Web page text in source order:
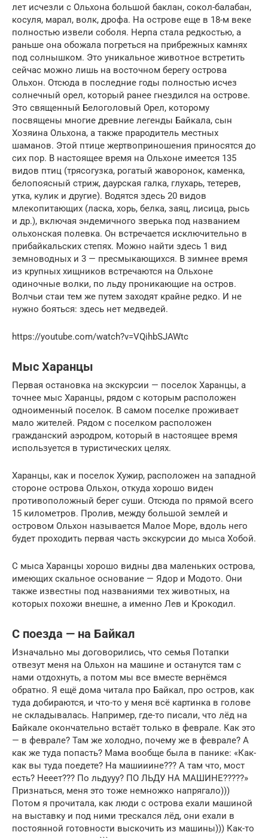
лет исчезли с Ольхона большой баклан, сокол-балабан,
косуля, марал, волк, дрофа. На острове еще в 18-м веке
полностью извели соболя. Нерпа стала редкостью, а
раньше она обожала погреться на прибрежных камнях
под солнышком. Это уникальное животное встретить
сейчас можно лишь на восточном берегу острова
Ольхон. Отсюда в последние годы полностью исчез
солнечный орел, который ранее гнездился на острове.
Это священный Белоголовый Орел, которому
посвящены многие древние легенды Байкала, сын
Хозяина Ольхона, а также прародитель местных
шаманов. Этой птице жертвоприношения приносятся до
сих пор. В настоящее время на Ольхоне имеется 135
видов птиц (трясогузка, рогатый жаворонок, каменка,
белопоясный стриж, даурская галка, глухарь, тетерев,
утка, кулик и другие). Водятся здесь 20 видов
млекопитающих (ласка, хорь, белка, заяц, лисица, рысь
и др.), включая эндемичного зверька под названием
ольхонская полевка. Он встречается исключительно в
прибайкальских степях. Можно найти здесь 1 вид
земноводных и 3 — пресмыкающихся. В зимнее время
из крупных хищников встречаются на Ольхоне
одиночные волки, по льду проникающие на остров.
Волчьи стаи тем же путем заходят крайне редко. И не
нужно бояться: здесь нет медведей.
https://youtube.com/watch?v=VQihbSJAWtc
Мыс Харанцы
Первая остановка на экскурсии — поселок Харанцы, а
точнее мыс Харанцы, рядом с которым расположен
одноименный поселок. В самом поселке проживает
мало жителей. Рядом с поселком расположен
гражданский аэродром, который в настоящее время
используется в туристических целях.
Харанцы, как и поселок Хужир, расположен на западной
стороне острова Ольхон, откуда хорошо виден
противоположный берег суши. Отсюда по прямой всего
15 километров. Пролив, между большой землей и
островом Ольхон называется Малое Море, вдоль него
будет проходить первая часть экскурсии до мыса Хобой.
С мыса Харанцы хорошо видны два маленьких острова,
имеющих скальное основание — Ядор и Модото. Они
также известны под названиями тех животных, на
которых похожи внешне, а именно Лев и Крокодил.
С поезда — на Байкал
Изначально мы договорились, что семья Потапки
отвезут меня на Ольхон на машине и останутся там с
нами отдохнуть, а потом мы все вместе вернёмся
обратно. Я ещё дома читала про Байкал, про остров, как
туда добираются, и что-то у меня всё картинка в голове
не складывалась. Например, где-то писали, что лёд на
Байкале окончательно встаёт только в феврале. Как это
— в феврале? Там же холодно, почему же в феврале? А
как же туда попасть? Мама вообще была в панике: «Как-
как вы туда поедете? На машииине??? А там что, мост
есть? Нееет??? По льдууу? ПО ЛЬДУ НА МАШИНЕ?????»
Признаться, меня это тоже немножко напрягало)))
Потом я прочитала, как люди с острова ехали машиной
на выставку и под ними трескался лёд, они ехали в
постоянной готовности выскочить из машины))) Как-то